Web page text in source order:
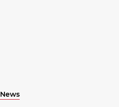
News